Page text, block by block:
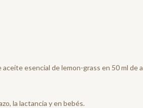
aceite esencial de lemon-grass en 50 ml de
la lactancia y en bebés.